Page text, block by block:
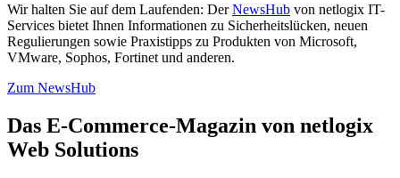
Wir halten Sie auf dem Laufenden: DerNewsHub von netlogix IT-
Services bietet Ihnen Informationen zu Sicherheitslücken, neuen
Regulierungen sowie Praxistipps zu Produkten von Microsoft,
VMware, Sophos, Fortinet und anderen.
Zum NewsHub
Das E-Commerce-Magazin von netlogix
Web Solutions